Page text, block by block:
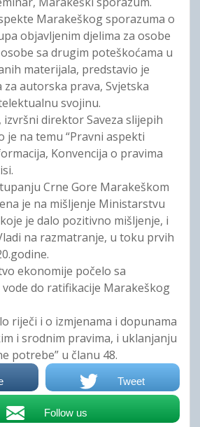
Marakeškog sporazuma o
objavljenim djelima za osobe
sa drugim poteškoćama u
materijala, predstavio je
autorska prava, Svjetska
svojinu.
izvršni direktor Saveza slijepih
je na temu “Pravni aspekti
Konvencija o pravima
Crne Gore Marakeškom
je na mišljenje Ministarstvu
je dalo pozitivno mišljenje, i
na razmatranje, u toku prvih
ekonomije počelo sa
do ratifikacije Marakeškog
riječi i o izmjenama i dopunama
i srodnim pravima, i uklanjanju
potrebe” u članu 48.
Tweet
Follow us